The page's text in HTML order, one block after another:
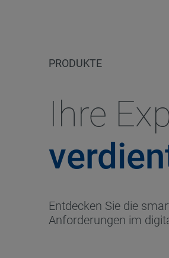
PRODUKTE
Ihre
Entdecken Sie die
Anforderungen im